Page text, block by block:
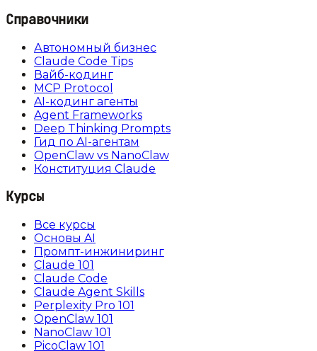
Справочники
Автономный бизнес
Claude Code Tips
Вайб-кодинг
MCP Protocol
AI-кодинг агенты
Agent Frameworks
Deep Thinking Prompts
Гид по AI-агентам
OpenClaw vs NanoClaw
Конституция Claude
Курсы
Все курсы
Основы AI
Промпт-инжиниринг
Claude 101
Claude Code
Claude Agent Skills
Perplexity Pro 101
OpenClaw 101
NanoClaw 101
PicoClaw 101